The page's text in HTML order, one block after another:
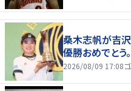
桑木志帆が吉
優勝おめでとう
2026/08/09 17:08